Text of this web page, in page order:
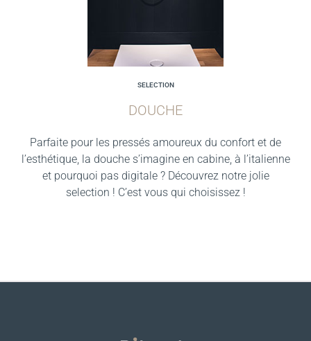
SELECTION
DOUCHE
Parfaite pour les pressés amoureux du confort et de
l’esthétique, la douche s’imagine en cabine, à l’italienne
et pourquoi pas digitale ? Découvrez notre jolie
selection ! C’est vous qui choisissez !